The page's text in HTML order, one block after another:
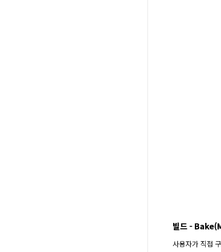
빌드 -
사용자가 직접